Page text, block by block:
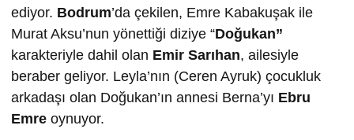
ediyor. Bodrum’da çekilen, Emre Kabakuşak ile
Murat Aksu’nun yönettiği diziye “Doğukan”
karakteriyle dahil olan Emir Sarıhan, ailesiyle
beraber geliyor. Leyla’nın (Ceren Ayruk) çocukluk
arkadaşı olan Doğukan’ın annesi Berna’yı Ebru
Emre oynuyor.